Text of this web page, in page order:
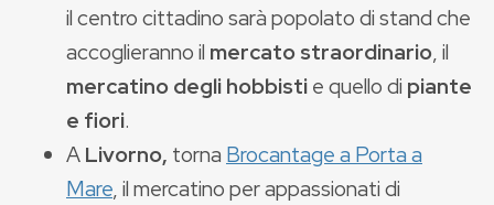
il centro cittadino sarà popolato di stand che
accoglieranno il mercato straordinario, il
mercatino degli hobbistie quello di piante
e fiori.
ALivorno, torna Brocantage a Porta a
Mare,il mercatino per appassionati di